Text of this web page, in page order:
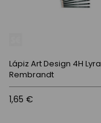
Lápiz Art Design 4H Lyra
Rembrandt
1,65 €